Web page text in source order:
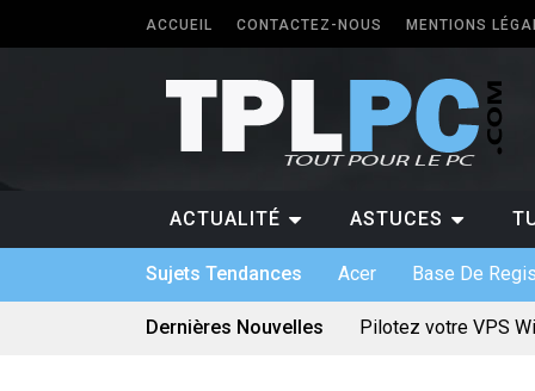
ACCUEIL CONTACTEZ-NOUS MENTIONS
ACTUALITÉ ASTUCES
Sujets Tendances Acer Base De
Dernières Nouvelles
Pilotez votre VPS